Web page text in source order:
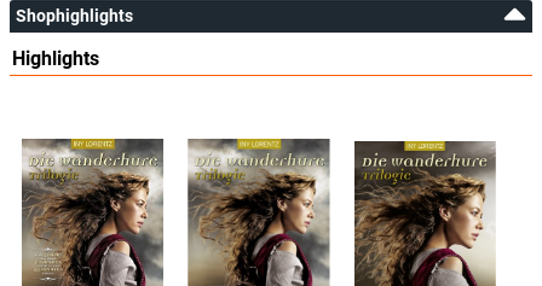
Shophighlights
Highlights